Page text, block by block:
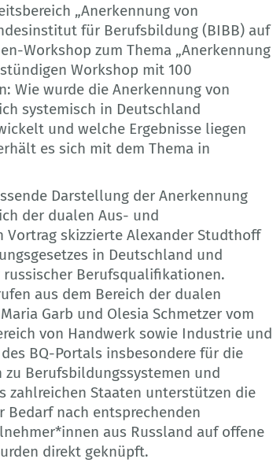
„Anerkennung von
für Berufsbildung (BIBB) auf
Workshop zum Thema „Anerkennung
Workshop mit 100
Wie wurde die Anerkennung von
systemisch in Deutschland
und welche Ergebnisse liegen
es sich mit dem Thema in
Darstellung der Anerkennung
der dualen Aus- und
skizzierte Alexander Studthoff
in Deutschland und
Berufsqualifikationen.
aus dem Bereich der dualen
Garb und Olesia Schmetzer vom
von Handwerk sowie Industrie und
BQ-Portals insbesondere für die
Berufsbildungssystemen und
zahlreichen Staaten unterstützen die
Bedarf nach entsprechenden
aus Russland auf offene
direkt geknüpft.